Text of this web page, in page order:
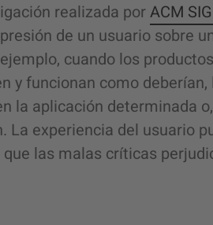
realizada porACM
de un usuario sobre
cuando los
y funcionan como
la aplicación determinada
La experiencia del usuario
que las malas críticas